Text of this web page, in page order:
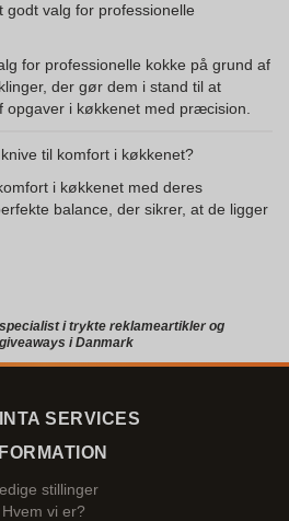
godt valg for professionelle
for professionelle kokke på grund af
der gør dem i stand til at
opgaver i køkkenet med præcision.
til komfort i køkkenet?
i køkkenet med deres
balance, der sikrer, at de ligger
i trykte reklameartikler og
giveaways i Danmark
SERVICES
stillinger
Hvem vi er?